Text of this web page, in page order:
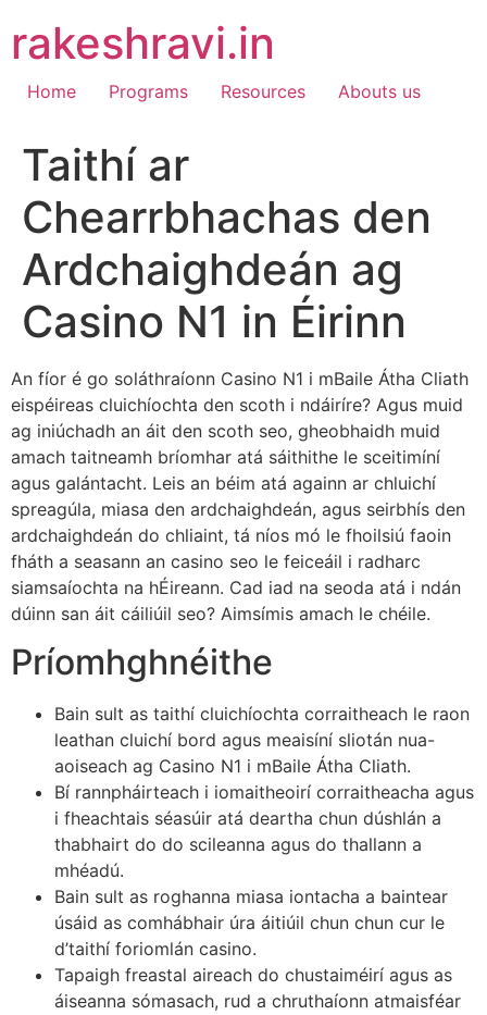
to
content
rakeshravi.in
Home Programs Resources Abouts us
Taithí ar
Chearrbhachas den
Ardchaighdeán ag
Casino N1 in Éirinn
An fíor é go soláthraíonn Casino N1 i mBaile Átha Cliath
eispéireas cluichíochta den scoth i ndáiríre? Agus muid
ag iniúchadh an áit den scoth seo, gheobhaidh muid
amach taitneamh bríomhar atá sáithithe le sceitimíní
agus galántacht. Leis an béim atá againn ar chluichí
spreagúla, miasa den ardchaighdeán, agus seirbhís den
ardchaighdeán do chliaint, tá níos mó le fhoilsiú faoin
fháth a seasann an casino seo le feiceáil i radharc
siamsaíochta na hÉireann. Cad iad na seoda atá i ndán
dúinn san áit cáiliúil seo? Aimsímis amach le chéile.
Príomhghnéithe
Bain sult as taithí cluichíochta corraitheach le raon
leathan cluichí bord agus meaisíní sliotán nua-
aoiseach ag Casino N1 i mBaile Átha Cliath.
Bí rannpháirteach i iomaitheoirí corraitheacha agus
i fheachtais séasúir atá deartha chun dúshlán a
thabhairt do do scileanna agus do thallann a
mhéadú.
Bain sult as roghanna miasa iontacha a baintear
úsáid as comhábhair úra áitiúil chun chun cur le
d’taithí foriomlán casino.
Tapaigh freastal aireach do chustaiméirí agus as
áiseanna sómasach, rud a chruthaíonn atmaisféar